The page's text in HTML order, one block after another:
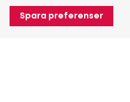
Spara preferenser